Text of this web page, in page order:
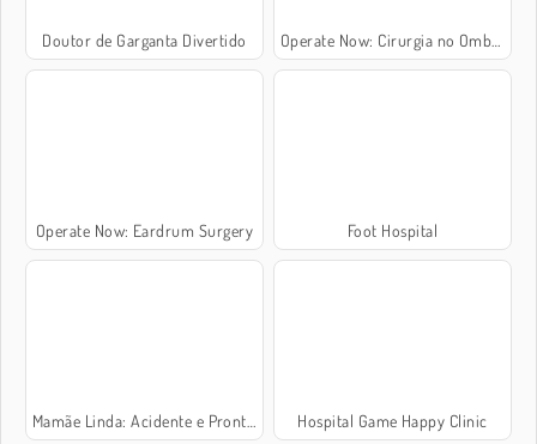
Doutor de Garganta Divertido Operate Now: Cirurgia no Ombro
Operate Now: Eardrum Surgery Foot Hospital
Mamãe Linda: Acidente e Pronto-Socorro Hospital Game Happy Clinic